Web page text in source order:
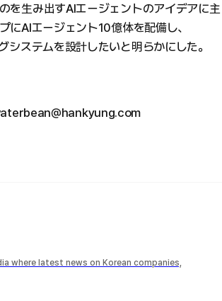
を生み出すAIエージェントのアイデアに主
にAIエージェント10億体を配備し、
ステムを設計したいと明らかにした。
where latest news on Korean companies,